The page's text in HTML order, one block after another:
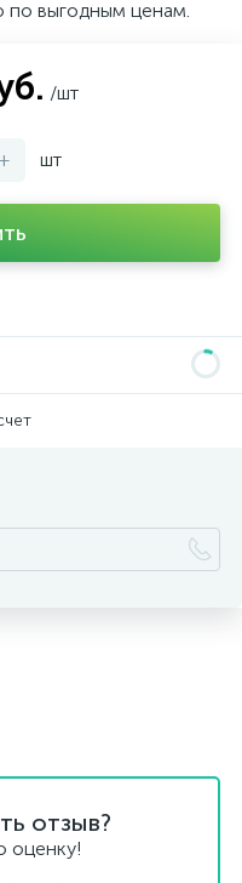
по выгодным ценам.
/шт
+ шт
отзыв?
оценку!